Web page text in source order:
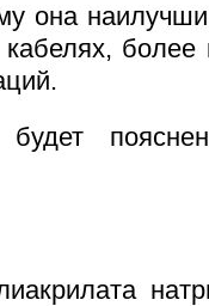
она
более
будет